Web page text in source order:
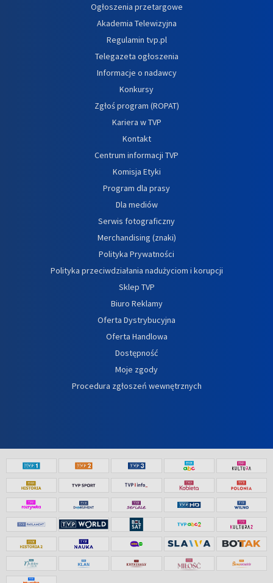
Ogłoszenia przetargowe
Akademia Telewizyjna
Regulamin tvp.pl
Telegazeta ogłoszenia
Informacje o nadawcy
Konkursy
Zgłoś program (ROPAT)
Kariera w TVP
Kontakt
Centrum informacji TVP
Komisja Etyki
Program dla prasy
Dla mediów
Serwis fotograficzny
Merchandising (znaki)
Polityka Prywatności
Polityka przeciwdziałania nadużyciom i korupcji
Sklep TVP
Biuro Reklamy
Oferta Dystrybucyjna
Oferta Handlowa
Dostępność
Moje zgody
Procedura zgłoszeń wewnętrznych